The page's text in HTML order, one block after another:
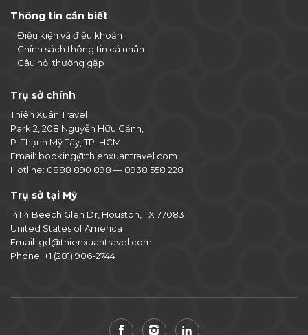
Thông tin cần biết
Điều kiện và điều khoản
Chính sách thông tin cá nhân
Câu hỏi thường gặp
Trụ sở chính
Thiên Xuân Travel
Park 2, 208 Nguyễn Hữu Cảnh,
P. Thạnh Mỹ Tây, TP. HCM
Email: booking@thienxuantravel.com
Hotline: 0888 890 898 — 0938 558 228
Trụ sở tại Mỹ
14114 Beech Glen Dr, Houston, TX 77083
United States of America
Email: gd@thienxuantravel.com
Phone: +1 (281) 906-2744